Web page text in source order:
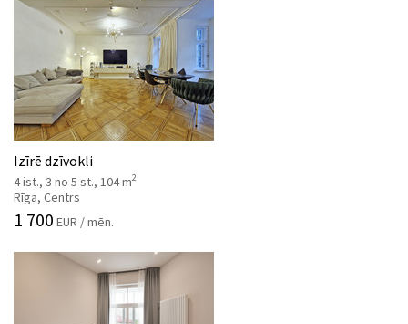
Izīrē dzīvokli
4 ist., 3 no 5 st., 104 m2
Rīga, Centrs
1 700 EUR / mēn.